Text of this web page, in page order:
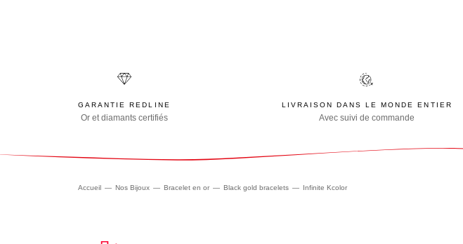
GARANTIE REDLINE
Or et diamants certifiés
LIVRAISON DANS LE MONDE ENTIER
Avec suivi de commande
Accueil Nos Bijoux Bracelet en or Black gold bracelets Infinite Kcolor